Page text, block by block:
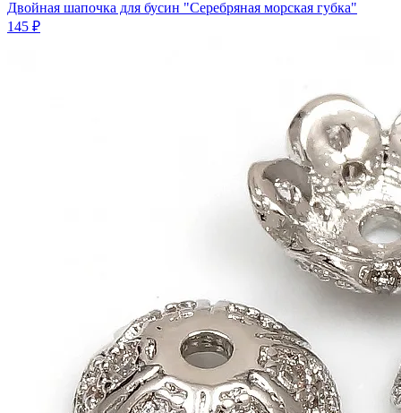
Двойная шапочка для бусин "Серебряная морская губка"
145 ₽